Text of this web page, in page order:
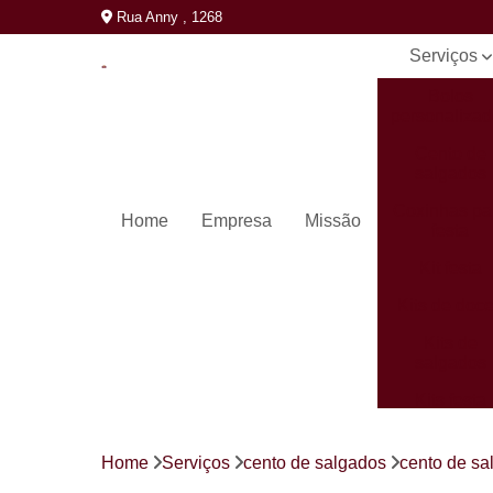
Rua Anny , 1268
Home Empresa Missão
Serviços
Mini
Home Serviços cento de salgados cento de